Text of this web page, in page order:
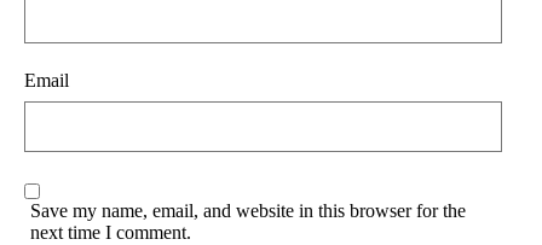
Email
Save my name, email, and website in this browser for the
next time I comment.